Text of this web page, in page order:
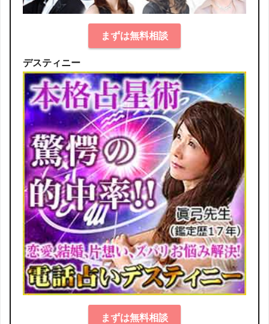
まずは無料相談
デスティニー
まずは無料相談